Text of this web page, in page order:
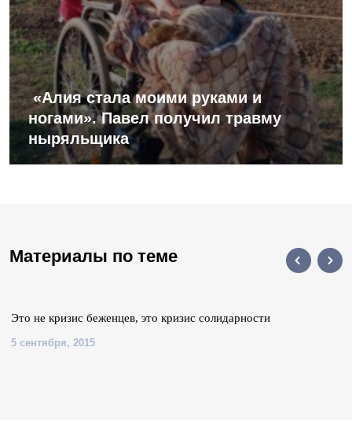
«Алия стала моими руками и
ногами». Павел получил травму
ныряльщика
Материалы по теме
Это не кризис беженцев, это кризис солидарности
5 сентября, 2015